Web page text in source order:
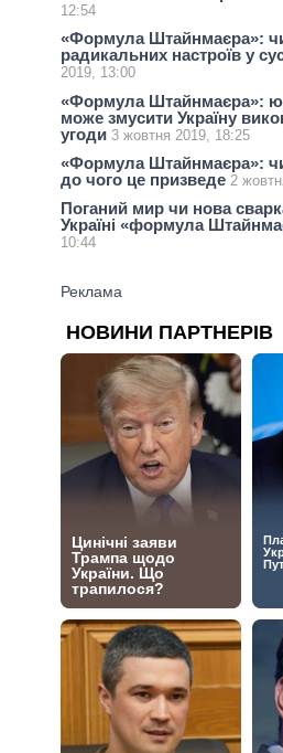
12:54
«Формула Штайнмаєра»:
радикальних настроїв у
2019, 13:00
«Формула Штайнмаєра»:
може змусити Україну
угоди 3 жовтня 2019, 18:25
«Формула Штайнмаєра»: чи
до чого це призведе 2
Поганий мир чи нова
Україні «формула
10:44